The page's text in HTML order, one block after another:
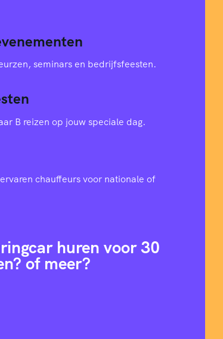
seminars en bedrijfsfeesten.
B reizen op jouw speciale dag.
chauffeurs voor nationale of
huren voor 30
of meer?